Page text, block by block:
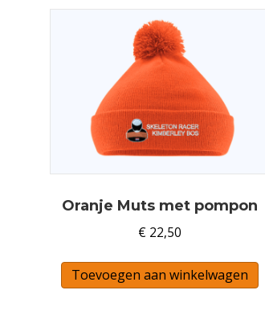
Oranje Muts met pompon
€ 22,50
Toevoegen aan winkelwagen